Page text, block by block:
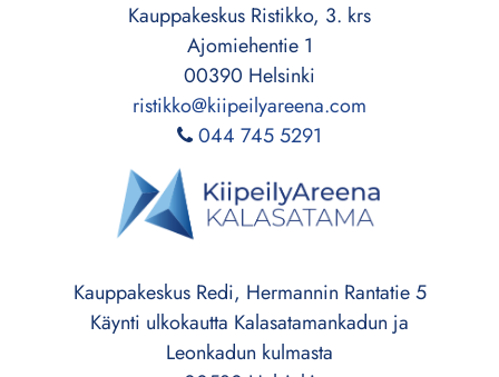
Kauppakeskus Ristikko, 3. krs
Ajomiehentie 1
00390 Helsinki
ristikko@kiipeilyareena.com
044 745 5291
Kauppakeskus Redi, Hermannin Rantatie 5
Käynti ulkokautta Kalasatamankadun ja
Leonkadun kulmasta